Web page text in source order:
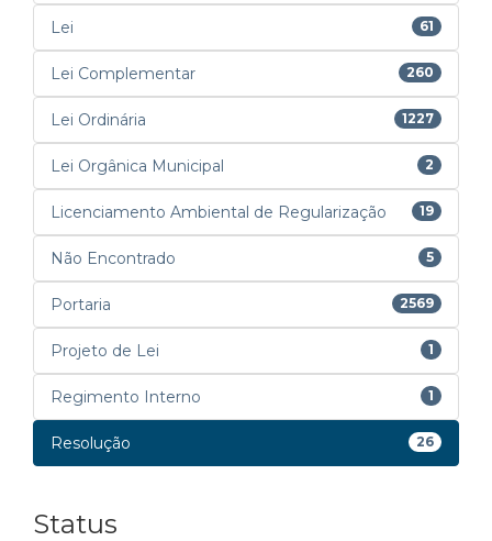
Lei 61
Lei Complementar 260
Lei Ordinária 1227
Lei Orgânica Municipal 2
Licenciamento Ambiental de Regularização 19
Não Encontrado 5
Portaria 2569
Projeto de Lei 1
Regimento Interno 1
Resolução 26
Status